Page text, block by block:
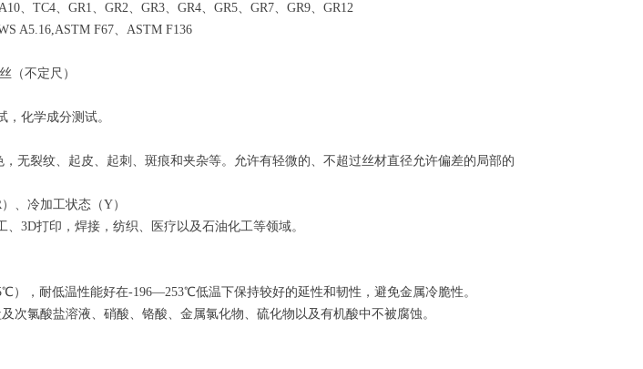
、TC4、GR1、GR2、GR3、GR4、GR5、GR7、GR9、GR12
A5.16,ASTM F67、ASTM F136
（不定尺）
化学成分测试。
无裂纹、起皮、起刺、斑痕和夹杂等。允许有轻微的、不超过丝材直径允许偏差的局部的
、冷加工状态（Y）
3D打印，焊接，纺织、医疗以及石油化工等领域。
），耐低温性能好在-196—253℃低温下保持较好的延性和韧性，避免金属冷脆性。
次氯酸盐溶液、硝酸、铬酸、金属氯化物、硫化物以及有机酸中不被腐蚀。